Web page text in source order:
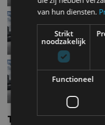
Toyota
Toyota Auris
van hun diensten.
Strikt
noodzakelijk
Functioneel